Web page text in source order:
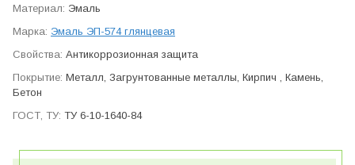
Эмаль
Эмаль ЭП-574 глянцевая
Антикор­розионная защита
Металл, Загрунтованные металлы, Кирпич , Камень,
Бетон
ТУ 6-10-1640-84